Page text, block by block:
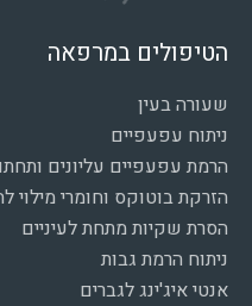
הטיפולים במרפאה
שעורה בעין
ניתוח עפעפיים
הרמת עפעפיים עליונים
הזרקת בוטוקס וחומרי
הסרת שקיות מתחת לעיניים
ניתוח הרמת גבות
אנטי איג'ינג לגברים